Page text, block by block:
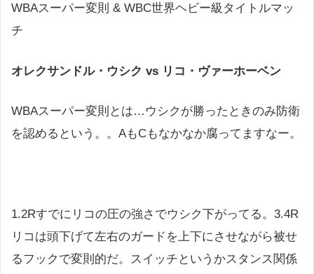
WBAスーパー変則 & WBC世界ヘビー級タイトルマッ
チ
オレクサンドル・ウシク vs リコ・ヴァーホーベン
WBAスーパー変則とは…ウシクが勝ったときのみ防衛
を認めるという。。AもCもなかなか腐ってますなー。
1.2Rすでにリコの圧の強さでウシク下がってる。3.4R
リコは頭下げて左右のガードを上下にさせながら被せ
るフックで変則的だ。スイッチというかスタンス関係